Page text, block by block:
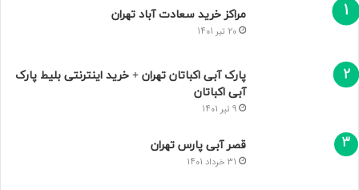
مراکز خرید سعادت‌ آباد تهران
20 تیر 1401
پارک آبی اکباتان تهران + خرید اینترنتی بلیط پارک
آبی اکباتان
9 تیر 1401
قصر آبی پارس تهران
31 خرداد 1401